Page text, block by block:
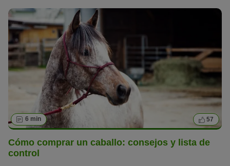
6 min 57
Cómo comprar un caballo: consejos y lista de
control